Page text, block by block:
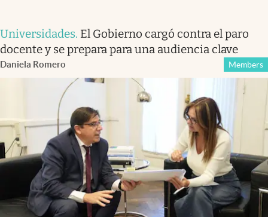
Universidades. El Gobierno cargó contra el paro
docente y se prepara para una audiencia clave
Daniela Romero Members